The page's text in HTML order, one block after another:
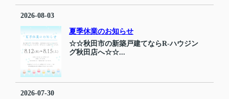
2026-08-03
夏季休業のお知らせ
☆☆秋田市の新築戸建てならR-ハウジン
グ秋田店へ☆☆...
2026-07-30